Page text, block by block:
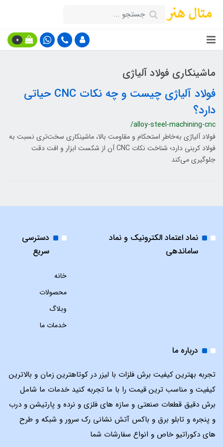
0
ماشینکاری فولاد آلیاژی
فولاد آلیاژی چیست و چه نکات CNC حیاتی
دارد؟
/alloy-steel-machining-cnc
فولاد آلیاژی به‌خاطر استحکام و مقاومت بالا، ماشینکاری سخت‌تری نسبت به
فولاد کربنی دارد؛ شناخت نکات CNC آن از شکست ابزار و افت دقت
جلوگیری می‌کند
نماد اعتماد الکترونیک و نماد
ساماندهی
دسترسی
سریع
خانه
محصولات
وبلاگ
خدمات ما
درباره ما
تجربه بهترین کیفیت برش فلزات با لیزر در کوتاهترین زمان و بالاترین
کیفیت و مناسب ترین قیمت را با ما تجربه کنید خدمات ما شامل
برش دقیق قطعات صنعتی و سازه های فلزی و نرده و پارتیشن و درب
و پنجره و تابلو برق و باکس آتش نشانی رک سرور و شبکه و طرح
های دکوراتیو خاص و انواع سفارشات شما